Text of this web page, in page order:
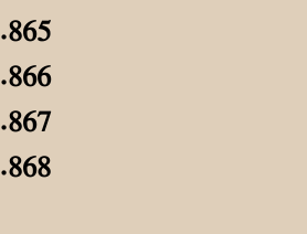
865. وأقحمت نفسي في بحورٍ عميقةٍ سبحت إلى بــرِّ الأمانِ علـى مهلِ
866. وجرَّبت كأسَ الحُبِّ حتـى تفجرت كوامنُ ما في النفسِ شعراً به أَبلي
867. فللّه أيامٌ مـن الأُنـسِ والهوى ولله أيامٌ بــها نِعمةُ الوصــلِ
868. سأمدحها حــتى أُوَفّيَ حـقَّها لها الُله من دارٍ بها طابَ لي نهلي